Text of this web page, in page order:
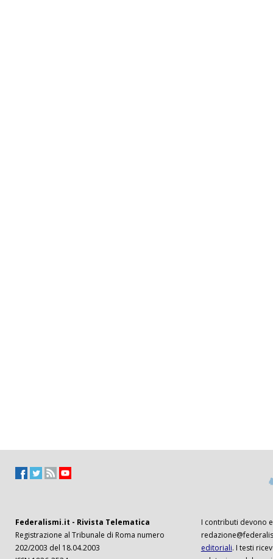
Federalismi.it - Rivista Telematica
Registrazione al Tribunale di Roma numero
202/2003 del 18.04.2003
I contributi devono
editoriali. I testi